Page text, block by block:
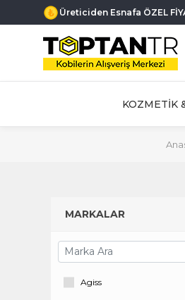
Üreticiden Esnafa ÖZEL
KOZMETİK
MARKALAR
Agiss